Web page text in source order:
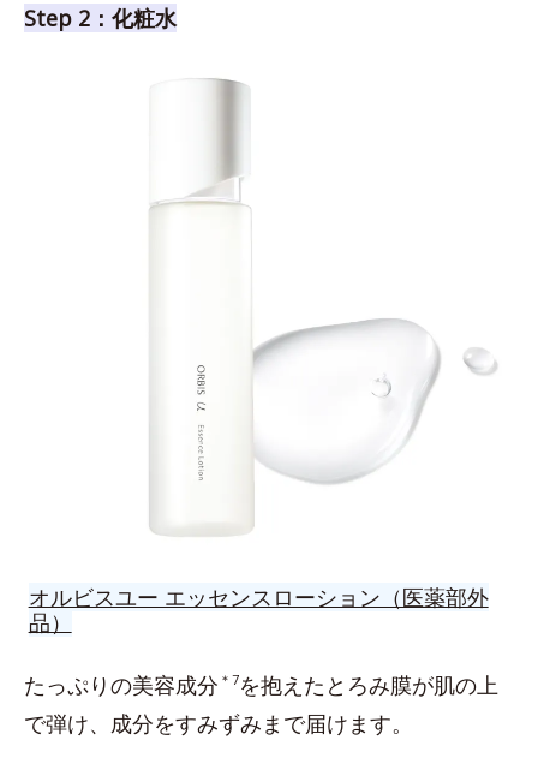
Step 2：化粧水
オルビスユー エッセンスローション（医薬部外
品）
たっぷりの美容成分 ＊7を抱えたとろみ膜が肌の上
で弾け、成分をすみずみまで届けます。